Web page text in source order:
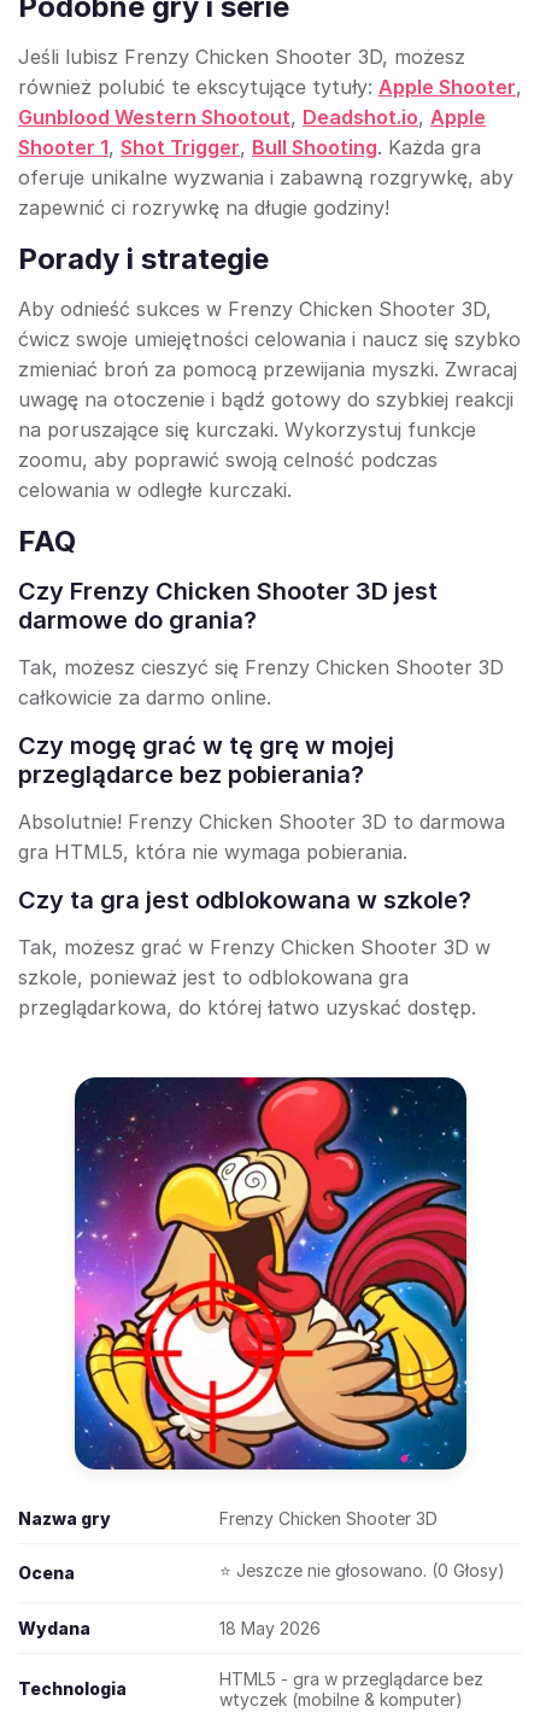
Jeśli lubisz Frenzy Chicken Shooter 3D, możesz
również polubić te ekscytujące tytuły: Apple Shooter,
Gunblood Western Shootout, Deadshot.io, Apple
Shooter 1, Shot Trigger, Bull Shooting. Każda gra
oferuje unikalne wyzwania i zabawną rozgrywkę, aby
zapewnić ci rozrywkę na długie godziny!
Porady i strategie
Aby odnieść sukces w Frenzy Chicken Shooter 3D,
ćwicz swoje umiejętności celowania i naucz się szybko
zmieniać broń za pomocą przewijania myszki. Zwracaj
uwagę na otoczenie i bądź gotowy do szybkiej reakcji
na poruszające się kurczaki. Wykorzystuj funkcje
zoomu, aby poprawić swoją celność podczas
celowania w odległe kurczaki.
FAQ
Czy Frenzy Chicken Shooter 3D jest
darmowe do grania?
Tak, możesz cieszyć się Frenzy Chicken Shooter 3D
całkowicie za darmo online.
Czy mogę grać w tę grę w mojej
przeglądarce bez pobierania?
Absolutnie! Frenzy Chicken Shooter 3D to darmowa
gra HTML5, która nie wymaga pobierania.
Czy ta gra jest odblokowana w szkole?
Tak, możesz grać w Frenzy Chicken Shooter 3D w
szkole, ponieważ jest to odblokowana gra
przeglądarkowa, do której łatwo uzyskać dostęp.
Nazwa gry Frenzy Chicken Shooter 3D
Ocena ⭐ Jeszcze nie głosowano. (0 Głosy)
Wydana 18 May 2026
Technologia
HTML5 - gra w przeglądarce bez
wtyczek (mobilne & komputer)